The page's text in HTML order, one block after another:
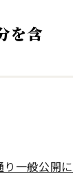
を含
一般公開に